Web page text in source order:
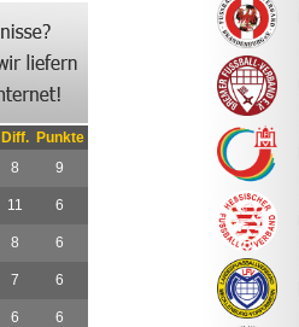
Diff.
Punkte
8 9
11 6
8 6
7 6
6 6